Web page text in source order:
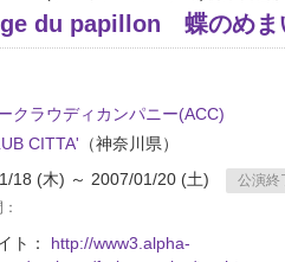
du papillon 蝶のめま
クラウディカンパニー(ACC)
CITTA' （神奈川県）
18 (木) ～ 2007/01/20 (土)
公演終
ト： http://www3.alpha-